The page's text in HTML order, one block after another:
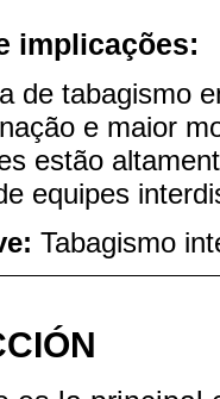
implicações:
de tabagismo
e maior
estão
equipes
Tabagismo